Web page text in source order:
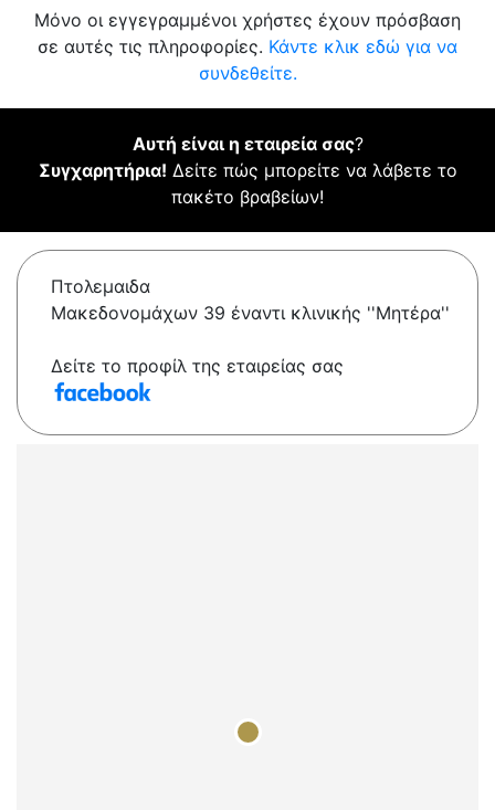
Μόνο οι εγγεγραμμένοι χρήστες έχουν πρόσβαση
σε αυτές τις πληροφορίες. Κάντε κλικ εδώ για να
συνδεθείτε.
Αυτή είναι η εταιρεία σας?
Συγχαρητήρια! Δείτε πώς μπορείτε να λάβετε το
πακέτο βραβείων!
Πτολεμαιδα
Μακεδονομάχων 39 έναντι κλινικής ''Μητέρα''
Δείτε το προφίλ της εταιρείας σας